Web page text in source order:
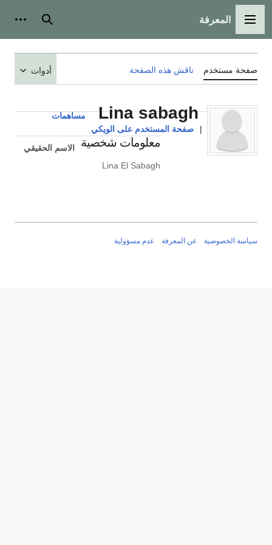
القائمة الرئيسية
المعرفة بحث
صفحة مستخدم ناقش هذه الصفحة أدوات
Lina sabagh
مساهمات
|
صفحة المستخدم على الويكي
معلومات شخصية
الاسم الحقيقي
Lina El Sabagh
سياسة الخصوصية عن المعرفة عدم مسؤولية